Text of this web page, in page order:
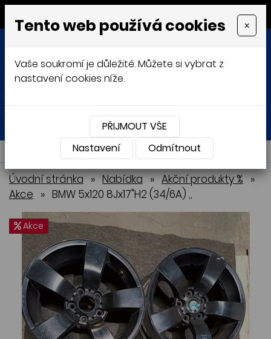
MENU
Přihlásit Košík
NABÍDKA
Úvodní stránka » Nabídka » Akční produkty % »
Akce » BMW 5x120 8Jx17"H2 (34/6A) ,,
Akce
Tento web používá cookies ×
Vaše soukromí je důležité. Můžete si vybrat z
nastavení cookies níže.
PŘIJMOUT VŠE
Nastavení
Odmítnout